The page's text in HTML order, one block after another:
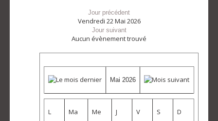
Jour précédent
Vendredi 22 Mai 2026
Jour suivant
Aucun évènement trouvé
Mai 2026
L Ma Me J V S D